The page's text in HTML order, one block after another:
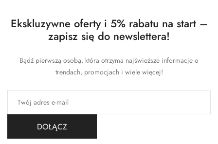
Ekskluzywne oferty i 5% rabatu na start –
zapisz się do newslettera!
Bądź pierwszą osobą, która otrzyma najświeższe informacje o
trendach, promocjach i wiele więcej!
DOŁĄCZ